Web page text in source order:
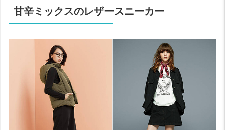
甘辛ミックスのレザースニーカー